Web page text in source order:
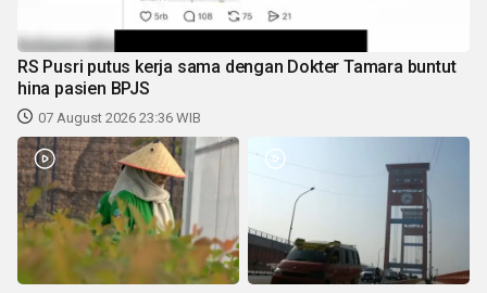
RS Pusri putus kerja sama dengan Dokter Tamara buntut
hina pasien BPJS
07 August 2026 23:36 WIB